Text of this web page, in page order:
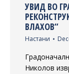
УВИД ВО
ВЛАХОВ“
Настани
Николов